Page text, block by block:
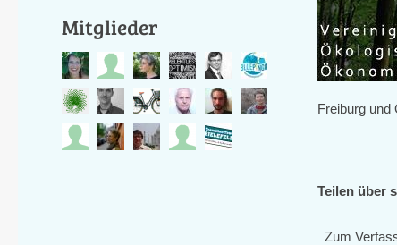
Freiburg und
Teilen über
Zum
Mitglieder